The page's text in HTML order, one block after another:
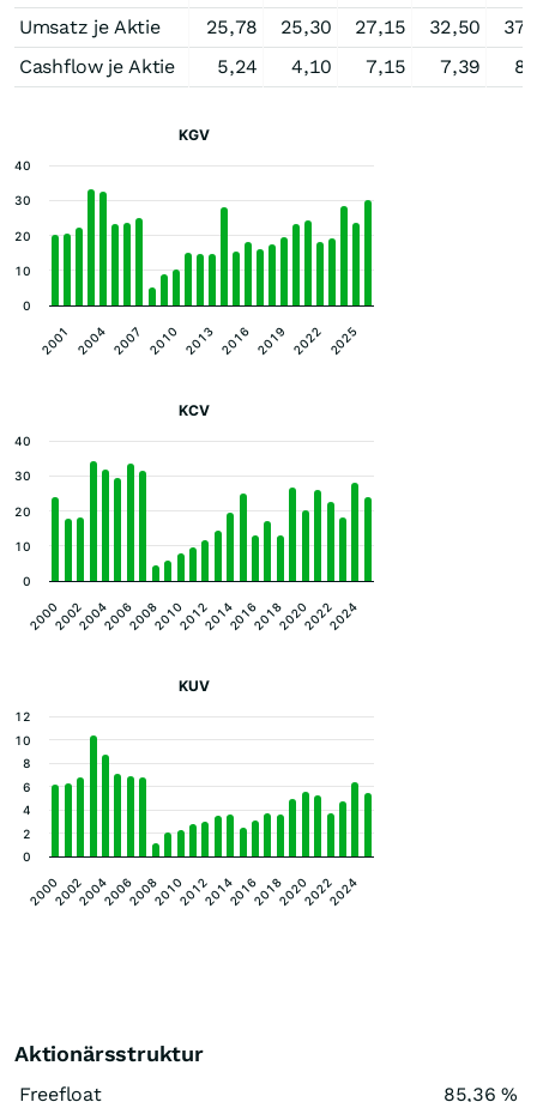
Umsatz je Aktie 25,78 25,30 27,15 32,50
Cashflow je Aktie
5,24 4,10 7,15 7,39
KGV
2001 2004 2007 2010 2013 2016 2019 2022 2025
0
10
20
30
40
KCV
2004 2010 2016 2022
20002002 20062008 20122014 20182020 2024
0
10
20
30
40
KUV
2004 2010 2016 2022
20002002 20062008 20122014 20182020 2024
0
2
4
6
8
10
12
Aktionärsstruktur
Freefloat 85,36 %